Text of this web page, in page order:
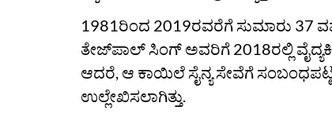
1981ರಿಂದ 2019ರವರೆಗೆ ಸುಮಾರು 37
ತೇಜ್‌ಪಾಲ್‌ ಸಿಂಗ್‌ ಅವರಿಗೆ 2018ರಲ್ಲಿ
ಆದರೆ, ಆ ಕಾಯಿಲೆ ಸೈನ್ಯ ಸೇವೆಗೆ
ಉಲ್ಲೇಖಿಸಲಾಗಿತ್ತು.